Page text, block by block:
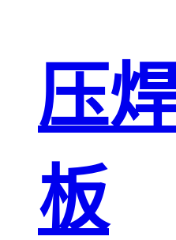
压
板